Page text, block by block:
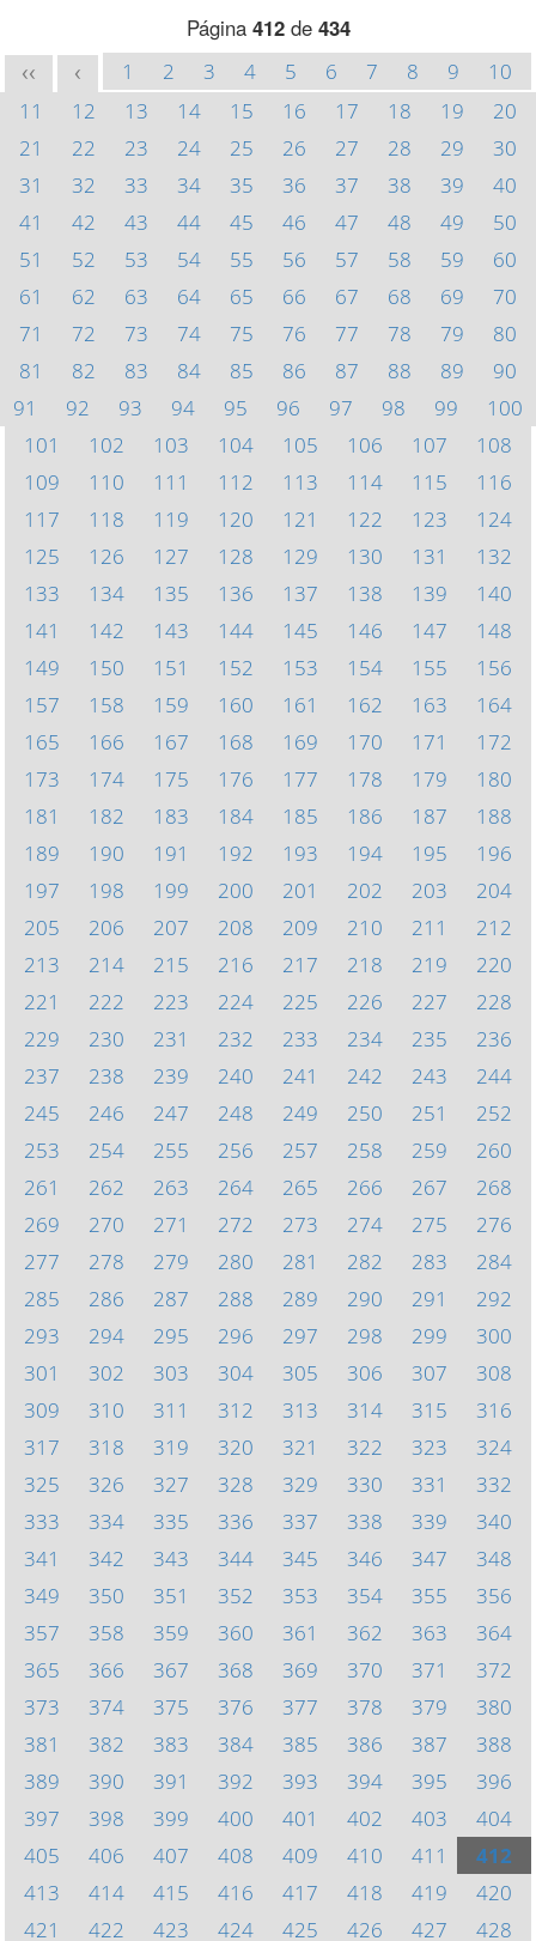
Página 412de 434
<< < 1 2 3 4 5 6 7 8 9
10
11
12 13 14 15 16 17 18 19
20
21
22 23 24 25 26 27 28 29
30
31
32 33 34 35 36 37 38 39
40
41
42 43 44 45 46 47 48 49
50
51
52 53 54 55 56 57 58 59
60
61
62 63 64 65 66 67 68 69
70
71
72 73 74 75 76 77 78 79
80
81
82 83 84 85 86 87 88 89
90
91
92 93 94 95 96 97 98 99
100
101
102 103 104 105 106 107
108
109
110 111 112 113 114 115
116
117
118 119 120 121 122 123
124
125
126 127 128 129 130 131
132
133
134 135 136 137 138 139
140
141
142 143 144 145 146 147
148
149
150 151 152 153 154 155
156
157
158 159 160 161 162 163
164
165
166 167 168 169 170 171
172
173
174 175 176 177 178 179
180
181
182 183 184 185 186 187
188
189
190 191 192 193 194 195
196
197
198 199 200 201 202 203
204
205
206 207 208 209 210 211
212
213
214 215 216 217 218 219
220
221
222 223 224 225 226 227
228
229
230 231 232 233 234 235
236
237
238 239 240 241 242 243
244
245
246 247 248 249 250 251
252
253
254 255 256 257 258 259
260
261
262 263 264 265 266 267
268
269
270 271 272 273 274 275
276
277
278 279 280 281 282 283
284
285
286 287 288 289 290 291
292
293
294 295 296 297 298 299
300
301
302 303 304 305 306 307
308
309
310 311 312 313 314 315
316
317
318 319 320 321 322 323
324
325
326 327 328 329 330 331
332
333
334 335 336 337 338 339
340
341
342 343 344 345 346 347
348
349
350 351 352 353 354 355
356
357
358 359 360 361 362 363
364
365
366 367 368 369 370 371
372
373
374 375 376 377 378 379
380
381
382 383 384 385 386 387
388
389
390 391 392 393 394 395
396
397
398 399 400 401 402 403
404
405
406 407 408 409 410 411
412
413
414 415 416 417 418 419
420
421
422 423 424 425 426 427 428